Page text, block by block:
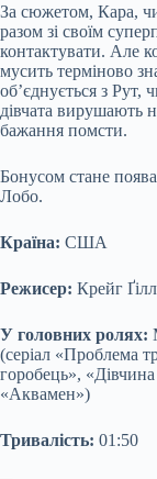
За сюжетом, Кара,
разом зі своїм
контактувати. Але
мусить терміново
об’єднується з Рут,
дівчата вирушають
бажання помсти.
Бонусом стане
Лобо.
Країна: США
Режисер: Крейг
У головних ролях:
(серіал «Проблема
горобець»,
«Аквамен»)
Тривалість: 01:50